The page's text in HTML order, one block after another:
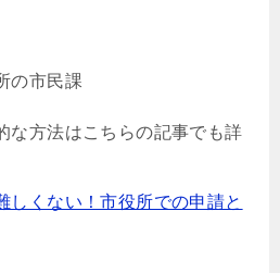
の市民課
な方法はこちらの記事でも詳
しくない！市役所での申請と